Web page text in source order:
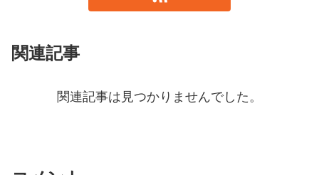
関連記事
関連記事は見つかりませんでした。